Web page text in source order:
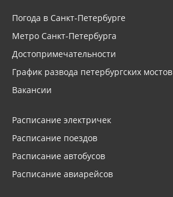
Погода в Санкт-Петербурге
Метро Санкт-Петербурга
Достопримечательности
График развода петербургских мостов
Вакансии
Расписание электричек
Расписание поездов
Расписание автобусов
Расписание авиарейсов